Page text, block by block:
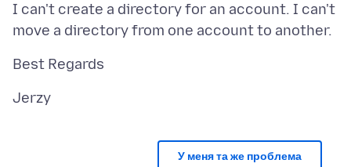
I can't create a directory for an account. I can't
У меня та же проблема